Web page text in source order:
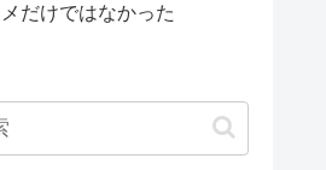
メだけではなかった